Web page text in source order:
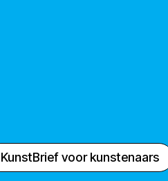
KunstBrief voor kunstenaars